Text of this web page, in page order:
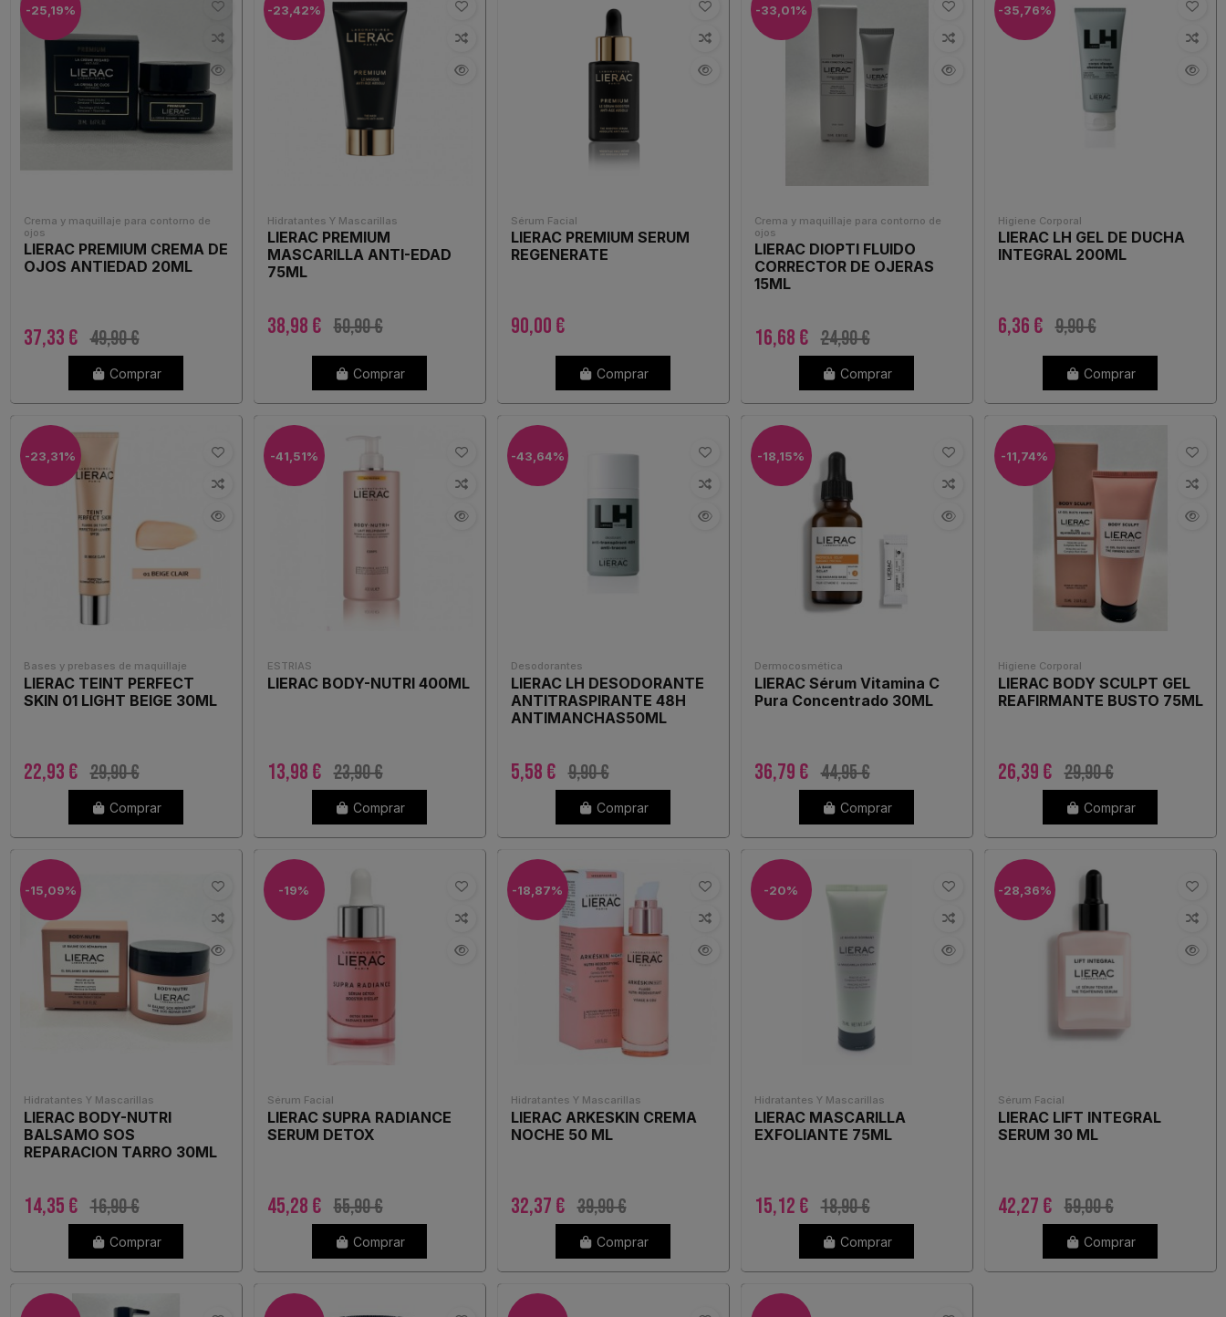
-25,19%
Crema y maquillaje para contorno de
ojos
LIERAC PREMIUM CREMA DE
OJOS ANTIEDAD 20ML
37,33 € 49,90 €
Comprar
-23,42%
Hidratantes Y Mascarillas
LIERAC PREMIUM
MASCARILLA ANTI-EDAD
75ML
38,98 € 50,90 €
Comprar
Sérum Facial
LIERAC PREMIUM SERUM
REGENERATE
90,00 €
Comprar
-33,01%
Crema y maquillaje para contorno de
ojos
LIERAC DIOPTI FLUIDO
CORRECTOR DE OJERAS
15ML
16,68 € 24,90 €
Comprar
-35,76%
Higiene Corporal
LIERAC LH GEL DE DUCHA
INTEGRAL 200ML
6,36 € 9,90 €
Comprar
-23,31%
Bases y prebases de maquillaje
LIERAC TEINT PERFECT
SKIN 01 LIGHT BEIGE 30ML
22,93 € 29,90 €
Comprar
-41,51%
ESTRIAS
LIERAC BODY-NUTRI 400ML
13,98 € 23,90 €
Comprar
-43,64%
Desodorantes
LIERAC LH DESODORANTE
ANTITRASPIRANTE 48H
ANTIMANCHAS50ML
5,58 € 9,90 €
Comprar
-18,15%
Dermocosmética
LIERAC Sérum Vitamina C
Pura Concentrado 30ML
36,79 € 44,95 €
Comprar
-11,74%
Higiene Corporal
LIERAC BODY SCULPT GEL
REAFIRMANTE BUSTO 75ML
26,39 € 29,90 €
Comprar
-15,09%
Hidratantes Y Mascarillas
LIERAC BODY-NUTRI
BALSAMO SOS
REPARACION TARRO 30ML
14,35 € 16,90 €
Comprar
-19%
Sérum Facial
LIERAC SUPRA RADIANCE
SERUM DETOX
45,28 € 55,90 €
Comprar
-18,87%
Hidratantes Y Mascarillas
LIERAC ARKESKIN CREMA
NOCHE 50 ML
32,37 € 39,90 €
Comprar
-20%
Hidratantes Y Mascarillas
LIERAC MASCARILLA
EXFOLIANTE 75ML
15,12 € 18,90 €
Comprar
-28,36%
Sérum Facial
LIERAC LIFT INTEGRAL
SERUM 30 ML
42,27 € 59,00 €
Comprar